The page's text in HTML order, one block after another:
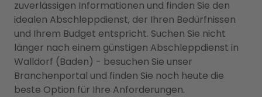
zuverlässigen Informationen und finden Sie den
idealen Abschleppdienst, der Ihren Bedürfnissen
und Ihrem Budget entspricht. Suchen Sie nicht
länger nach einem günstigen Abschleppdienst in
Walldorf (Baden) - besuchen Sie unser
Branchenportal und finden Sie noch heute die
beste Option für Ihre Anforderungen.